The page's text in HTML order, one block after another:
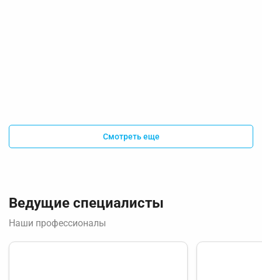
Смотреть еще
Ведущие специалисты
Наши профессионалы